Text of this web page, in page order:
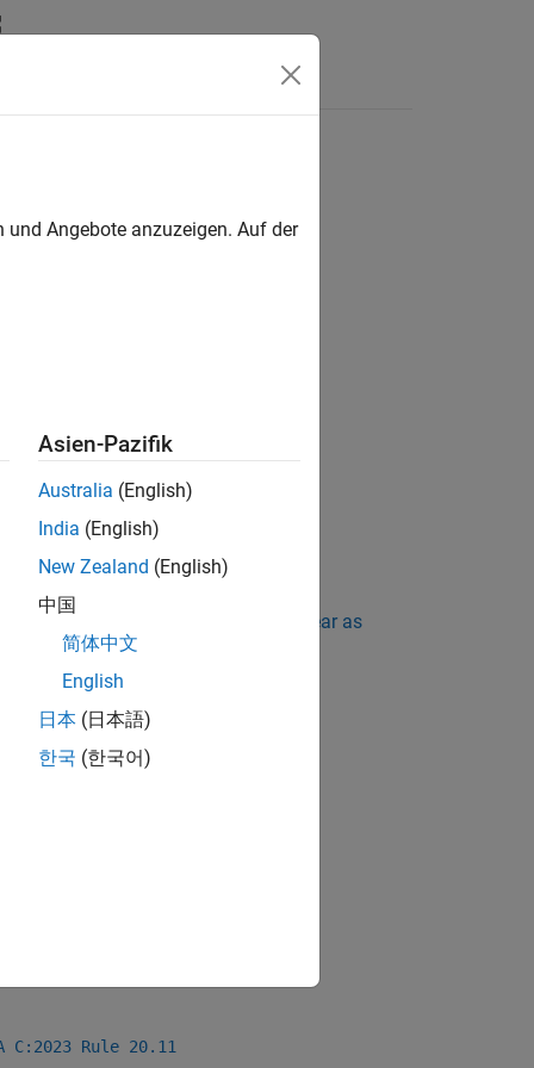
Answers
and## preprocessor operators is
of macro expansion.
Standard Violations Do Not Appear as
C:2023 Rule 20.11
Angebote anzuzeigen. Auf der
Asien-Pazifik
Australia (English)
India (English)
New Zealand (English)
中国
简体中文
English
日本 (日本語)
한국 (한국어)